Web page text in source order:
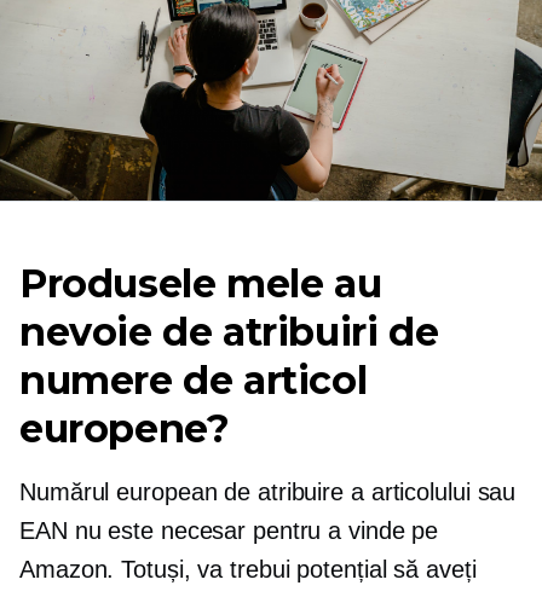
Produsele mele au
nevoie de atribuiri de
numere de articol
europene?
Numărul european de atribuire a articolului sau
EAN nu este necesar pentru a vinde pe
Amazon. Totuși, va trebui potențial să aveți